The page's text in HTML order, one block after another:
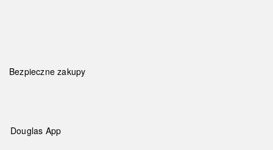
Bezpieczne zakupy
Douglas App